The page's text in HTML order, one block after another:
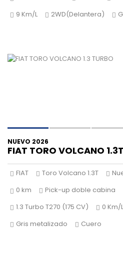
9 Km/L
2WD(Delantera)
NUEVO 2026
FIAT TORO VOLCANO 1.3T
FIAT Toro Volcano 1.3T
0 km
Pick-up doble cabina
1.3 Turbo T270 (175 CV)
0 Km/L
Gris metalizado
Cuero